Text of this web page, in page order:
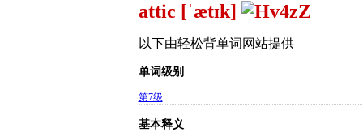
attic [ˈætɪk]
以下由轻松背单词网站提供
单词级别
第7级
基本释义